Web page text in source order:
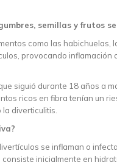
semillas y frutos
como las habichuelas,
provocando inflamación
siguió durante 18 años a
ricos en fibra tenían un
diverticulitis.
se inflaman o
inicialmente en